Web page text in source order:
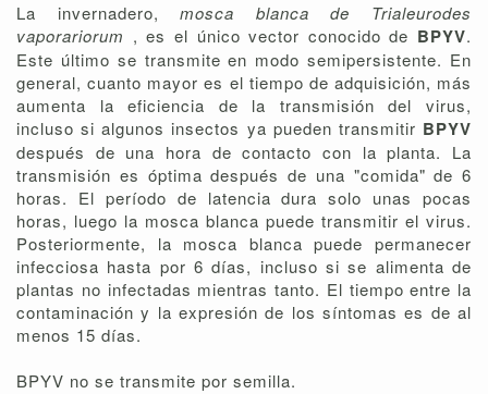
La invernadero,mosca blanca de Trialeurodes
vaporariorum , es el único vector conocido de BPYV.
Este último se transmite en modo semipersistente. En
general, cuanto mayor es el tiempo de adquisición, más
aumenta la eficiencia de la transmisión del virus,
incluso si algunos insectos ya pueden transmitir BPYV
después de una hora de contacto con la planta. La
transmisión es óptima después de una "comida" de 6
horas. El período de latencia dura solo unas pocas
horas, luego la mosca blanca puede transmitir el virus.
Posteriormente, la mosca blanca puede permanecer
infecciosa hasta por 6 días, incluso si se alimenta de
plantas no infectadas mientras tanto. El tiempo entre la
contaminación y la expresión de los síntomas es de al
menos 15 días.
BPYV no se transmite por semilla.